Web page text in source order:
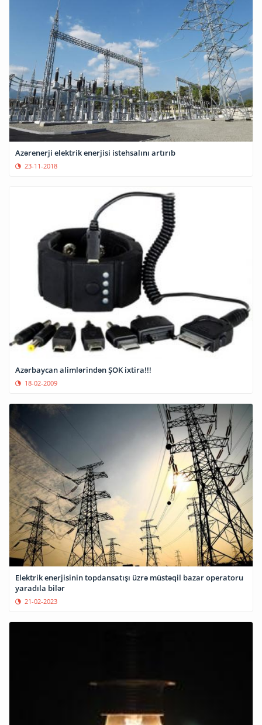
Azərenerji elektrik enerjisi istehsalını artırıb
23-11-2018
Azərbaycan alimlərindən ŞOK ixtira!!!
18-02-2009
Elektrik enerjisinin topdansatışı üzrə müstəqil bazar operatoru
yaradıla bilər
21-02-2023